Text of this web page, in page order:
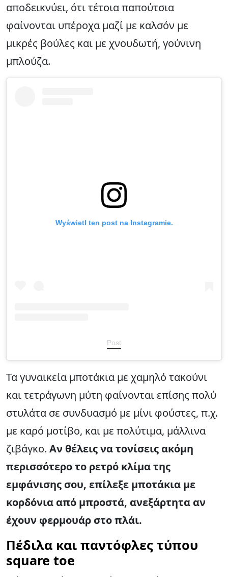
αποδεικνύει, ότι τέτοια παπούτσια
φαίνονται υπέροχα μαζί με καλσόν με
μικρές βούλες και με χνουδωτή, γούνινη
μπλούζα.
Wyświetl ten post na Instagramie.
Post
Τα γυναικεία μποτάκια με χαμηλό τακούνι
και τετράγωνη μύτη φαίνονται επίσης πολύ
στυλάτα σε συνδυασμό με μίνι φούστες, π.χ.
με καρό μοτίβο, και με πολύτιμα, μάλλινα
ζιβάγκο. Αν θέλεις να τονίσεις ακόμη
περισσότερο το ρετρό κλίμα της
εμφάνισης σου, επίλεξε μποτάκια με
κορδόνια από μπροστά, ανεξάρτητα αν
έχουν φερμουάρ στο πλάι.
Πέδιλα και παντόφλες τύπου
square toe